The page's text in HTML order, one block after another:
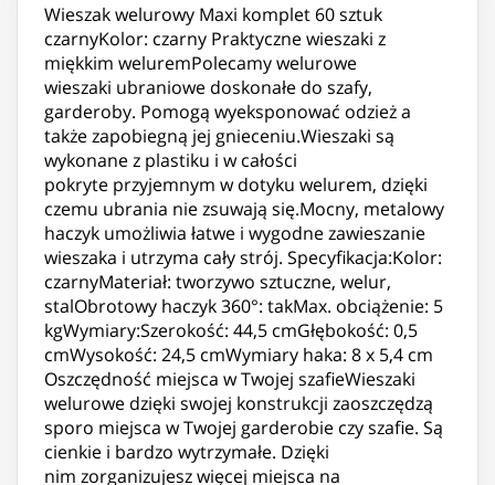
Wieszak welurowy Maxi komplet 60 sztuk
czarnyKolor: czarny Praktyczne wieszaki z
miękkim weluremPolecamy welurowe
wieszaki ubraniowe doskonałe do szafy,
garderoby. Pomogą wyeksponować odzież a
także zapobiegną jej gnieceniu.Wieszaki są
wykonane z plastiku i w całości
pokryte przyjemnym w dotyku welurem, dzięki
czemu ubrania nie zsuwają się.Mocny, metalowy
haczyk umożliwia łatwe i wygodne zawieszanie
wieszaka i utrzyma cały strój. Specyfikacja:Kolor:
czarnyMateriał: tworzywo sztuczne, welur,
stalObrotowy haczyk 360°: takMax. obciążenie: 5
kgWymiary:Szerokość: 44,5 cmGłębokość: 0,5
cmWysokość: 24,5 cmWymiary haka: 8 x 5,4 cm
Oszczędność miejsca w Twojej szafieWieszaki
welurowe dzięki swojej konstrukcji zaoszczędzą
sporo miejsca w Twojej garderobie czy szafie. Są
cienkie i bardzo wytrzymałe. Dzięki
nim zorganizujesz więcej miejsca na